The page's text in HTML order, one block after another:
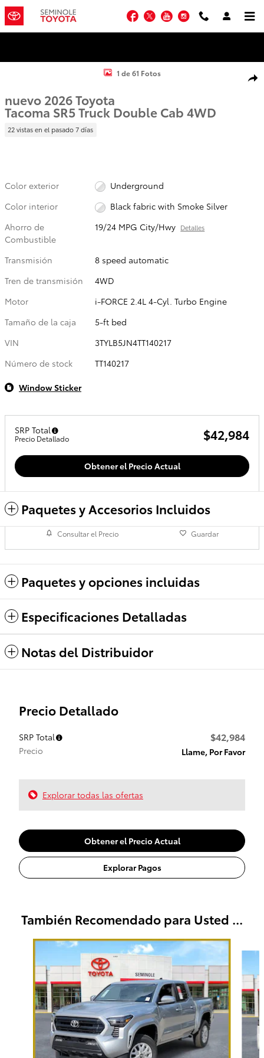
Saltar al contenido principal
Facebook
TwitterYouTubeInstagram
New 2026 Toyota Photo 1 of 61 1 de 61 Fotos
nuevo 2026 Toyota
Tacoma SR5 Truck Double Cab 4WD
22 vistas en el pasado 7 días
Color exterior
Underground
Color interior
Black fabric with Smoke Silver
Ahorro de
Combustible
19/24 MPG City/Hwy Detalles
Transmisión
8 speed automatic
Tren de transmisión
4WD
Motor
i-FORCE 2.4L 4-Cyl. Turbo Engine
Tamaño de la caja
5-ft bed
VIN
3TYLB5JN4TT140217
Número de stock
TT140217
Window Sticker
SRP Total
Precio Detallado $42,984
Obtener el Precio Actual
Paquetes y Accesorios Incluidos
Consultar el Precio Guardar
Paquetes y opciones incluidas
Especificaciones Detalladas
Notas del Distribuidor
Precio Detallado
SRP Total $42,984
Precio Llame, Por Favor
Explorar todas las ofertas
Obtener el Precio Actual
Explorar Pagos
También Recomendado para Usted ...
Slide 1 of 7